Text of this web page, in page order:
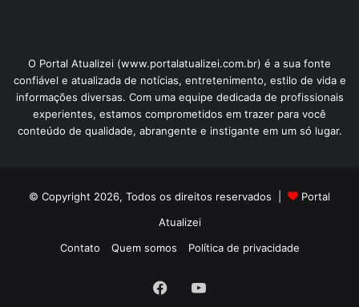
O Portal Atualizei (www.portalatualizei.com.br) é a sua fonte
confiável e atualizada de notícias, entretenimento, estilo de vida e
informações diversas. Com uma equipe dedicada de profissionais
experientes, estamos comprometidos em trazer para você
conteúdo de qualidade, abrangente e instigante em um só lugar.
© Copyright 2026, Todos os direitos reservados |
Portal
Atualizei
Contato
Quem somos Política de privacidade
FacebookYouTube